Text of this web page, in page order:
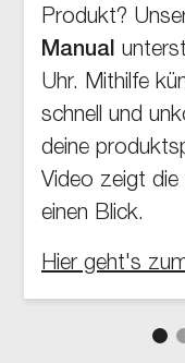
Produkt?
Manual
Uhr. Mithilfe
schnell und
deine
Video zeigt
einen Blick.
Hier geht's